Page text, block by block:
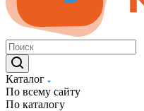
Каталог
По всему сайту
По каталогу